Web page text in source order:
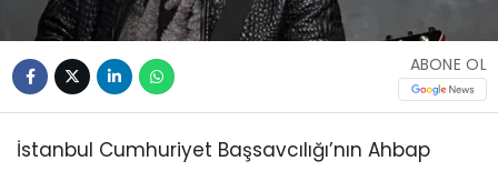
ABONE OL
İstanbul Cumhuriyet Başsavcılığı’nın Ahbap